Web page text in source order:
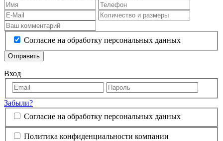
Согласие на обработку персональных данных
Отправить
Вход
Забыли?
Согласие на обработку персональных данных
Политика конфиденциальности компании